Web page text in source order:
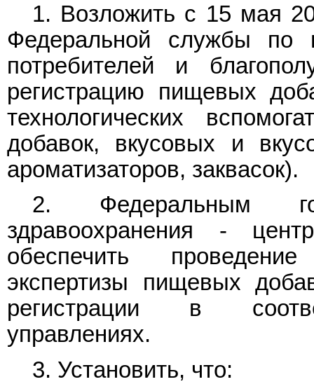
1. Возложить с 15 мая
Федеральной службы
потребителей и
регистрацию пищевых
технологических
добавок, вкусовых и
ароматизаторов, заквасок).
2. Федеральным
здравоохранения -
обеспечить проведение
экспертизы пищевых
регистрации в
управлениях.
3. Установить, что: